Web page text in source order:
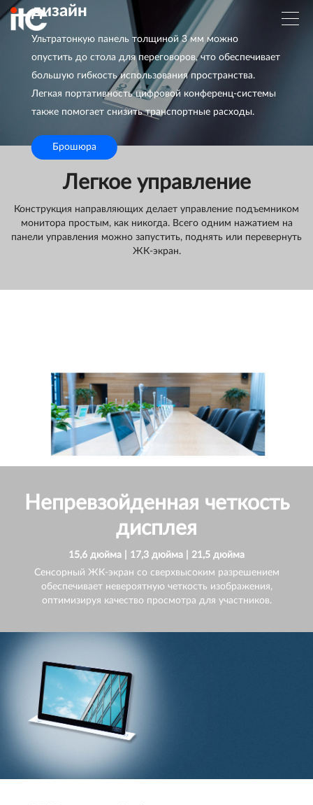
дизайн
Ультратонкую панель толщиной 3 мм можно
опустить до стола для переговоров, что обеспечивает
большую гибкость использования пространства.
Легкая портативность цифровой конференц-системы
также помогает снизить транспортные расходы.
Брошюра
Легкое управление
Конструкция направляющих делает управление подъемником
монитора простым, как никогда. Всего одним нажатием на
панели управления можно запустить, поднять или перевернуть
ЖК-экран.
Непревзойденная четкость
дисплея
15,6 дюйма | 17,3 дюйма | 21,5 дюйма
Сенсорный ЖК-экран со сверхвысоким разрешением
обеспечивает невероятную четкость изображения,
оптимизируя качество просмотра для участников.